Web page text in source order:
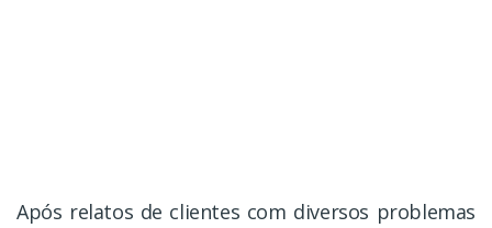
Após relatos de clientes com diversos problemas